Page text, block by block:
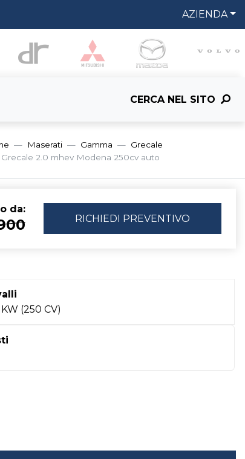
AZIENDA
CERCA NEL SITO
Maserati Gamma
Grecale
Grecale 2.0 mhev Modena 250cv auto
da:
RICHIEDI PREVENTIVO
(250 CV)